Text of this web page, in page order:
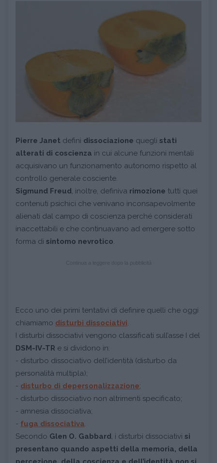
Pierre Janet definì dissociazione quegli stati
alterati di coscienza in cui alcune funzioni mentali
acquisivano un funzionamento autonomo rispetto al
controllo generale cosciente.
Sigmund Freud , inoltre, definiva rimozione tutti quei
contenuti psichici che venivano inconsapevolmente
alienati dal campo di coscienza perché considerati
inaccettabili e che continuavano ad emergere sotto
forma di sintomo nevrotico
Ecco uno dei primi tentativi di definire quelli che oggi
chiamiamo disturbi dissociativi
I disturbi dissociativi vengono classificati sull’asse I del
DSM-IV-TR e si dividono in:
- disturbo dissociativo dell’identità (disturbo da
personalità multipla);
- disturbo di depersonalizzazione;
- disturbo dissociativo non altrimenti specificato;
- amnesia dissociativa;
- fuga dissociativa
Secondo Glen O. Gabbard , i disturbi dissociativi si
presentano quando aspetti della memoria, della